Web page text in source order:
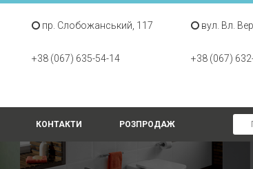
пр. Слобожанський, 117
+38 (067) 635-54-14
вул. Вл.
+38 (067)
КОНТАКТИ РОЗПРОДАЖ